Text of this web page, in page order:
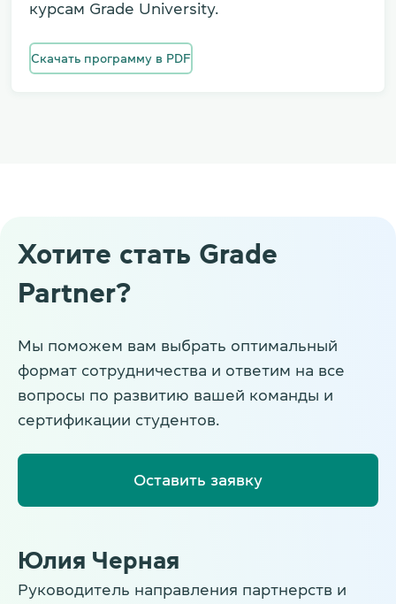
курсам Grade University.
Скачать программу в PDF
Хотите стать Grade
Partner?
Мы поможем вам выбрать оптимальный
формат сотрудничества и ответим на все
вопросы по развитию вашей команды и
сертификации студентов.
Оставить заявку
Юлия Черная
Руководитель направления партнерств и